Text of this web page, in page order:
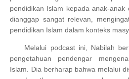
pendidikan Islam kepada anak-
dianggap sangat relevan,
pendidikan Islam dalam konteks
Melalui podcast ini, Nabilah
pengetahuan pendengar
Islam. Dia berharap bahwa melalui